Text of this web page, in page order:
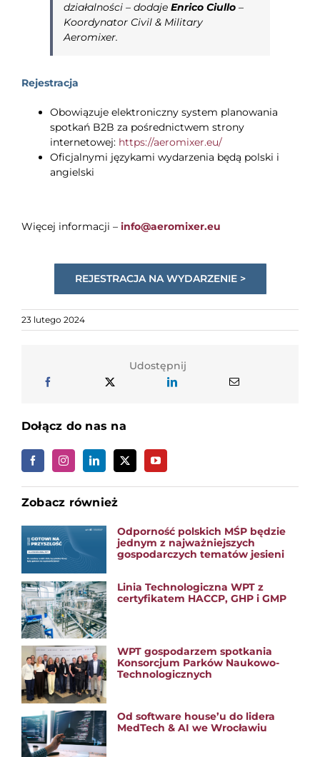
działalności – dodaje Enrico Ciullo–
Koordynator Civil & Military
Aeromixer.
Rejestracja
Obowiązuje elektroniczny system planowania
spotkań B2B za pośrednictwem strony
internetowej: https://aeromixer.eu/
Oficjalnymi językami wydarzenia będą polski i
angielski
Więcej informacji – info@aeromixer.eu
REJESTRACJA NA WYDARZENIE >
23 lutego 2024
Udostępnij
Dołącz do nas na
Zobacz również
Odporność polskich MŚP będzie
jednym z najważniejszych
gospodarczych tematów jesieni
Linia Technologiczna WPT z
certyfikatem HACCP, GHP i GMP
WPT gospodarzem spotkania
Konsorcjum Parków Naukowo-
Technologicznych
Od software house’u do lidera
MedTech & AI we Wrocławiu